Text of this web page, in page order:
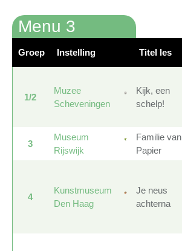
Menu 3
Groep Instelling Titel les
1/2
Muzee
Scheveningen
Kijk, een
schelp!
3
Museum
Rijswijk
Familie van
Papier
4
Kunstmuseum
Den Haag
Je neus
achterna